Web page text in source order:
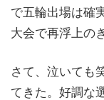
で五輪出場は確
大会で再浮上の
さて、泣いても
てきた。好調な